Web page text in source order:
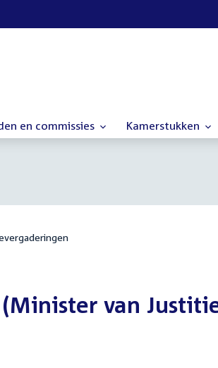
en commissies Kamerstukken
van